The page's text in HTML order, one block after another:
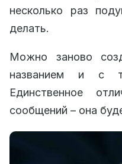
несколько раз
делать.
Можно заново
названием и с
Единственное
сообщений – она